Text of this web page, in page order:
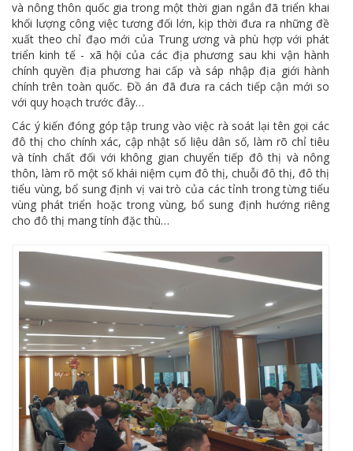
và nông thôn quốc gia trong một thời gian ngắn đã triển khai
khối lượng công việc tương đối lớn, kịp thời đưa ra những đề
xuất theo chỉ đạo mới của Trung ương và phù hợp với phát
triển kinh tế - xã hội của các địa phương sau khi vận hành
chính quyền địa phương hai cấp và sáp nhập địa giới hành
chính trên toàn quốc. Đồ án đã đưa ra cách tiếp cận mới so
với quy hoạch trước đây…
Các ý kiến đóng góp tập trung vào việc rà soát lại tên gọi các
đô thị cho chính xác, cập nhật số liệu dân số, làm rõ chỉ tiêu
và tính chất đối với không gian chuyển tiếp đô thị và nông
thôn, làm rõ một số khái niệm cụm đô thị, chuỗi đô thị, đô thị
tiểu vùng, bổ sung định vị vai trò của các tỉnh trong từng tiểu
vùng phát triển hoặc trong vùng, bổ sung định hướng riêng
cho đô thị mang tính đặc thù…